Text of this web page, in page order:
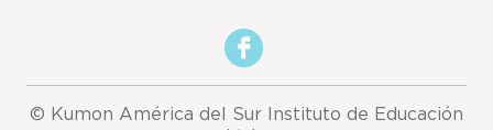
© Kumon América del Sur Instituto de Educación